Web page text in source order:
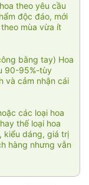
theo yêu cầu
độc đáo, mới
mùa vừa ít
bằng tay) Hoa
90-95%-tùy
và cảm nhận cái
các loại hoa
thế loại hoa
kiểu dáng, giá trị
hàng nhưng vẫn